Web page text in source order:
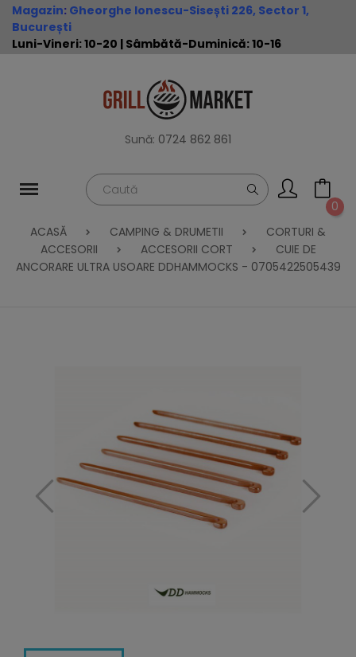
Magazin: Gheorghe Ionescu-Sisești 226, Sector 1,
București
Luni-Vineri: 10-20 | Sâmbătă-Duminică: 10-16
Sună: 0724 862 861
0
ACASĂ
CAMPING & DRUMETII
CORTURI &
ACCESORII
ACCESORII CORT
CUIE DE
ANCORARE ULTRA USOARE DDHAMMOCKS - 0705422505439